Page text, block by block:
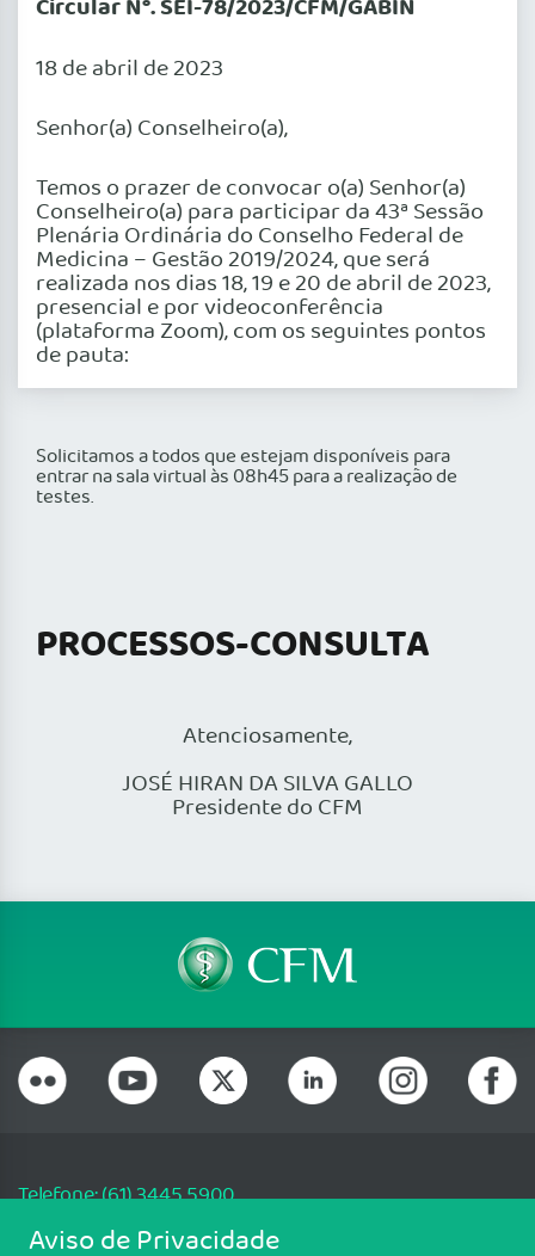
Circular N°. SEI-78/2023/CFM/GABIN
18 de abril de 2023
Senhor(a) Conselheiro(a),
Temos o prazer de convocar o(a) Senhor(a)
Conselheiro(a) para participar da 43ª Sessão
Plenária Ordinária do Conselho Federal de
Medicina – Gestão 2019/2024, que será
realizada nos dias 18, 19 e 20 de abril de 2023,
presencial e por videoconferência
(plataforma Zoom), com os seguintes pontos
de pauta:
Solicitamos a todos que estejam disponíveis para
entrar na sala virtual às 08h45 para a realização de
testes.
PROCESSOS-CONSULTA
Atenciosamente,
JOSÉ HIRAN DA SILVA GALLO
Presidente do CFM
Telefone: (61) 3445 5900
Email: cfm@portalmedico.org.br
Aviso de Privacidade